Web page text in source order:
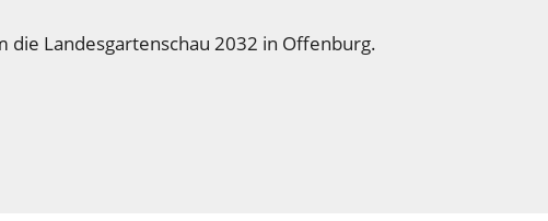
Landesgartenschau 2032 in Offenburg.